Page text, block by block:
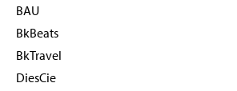
BAU
BkBeats
BkTravel
DiesCie